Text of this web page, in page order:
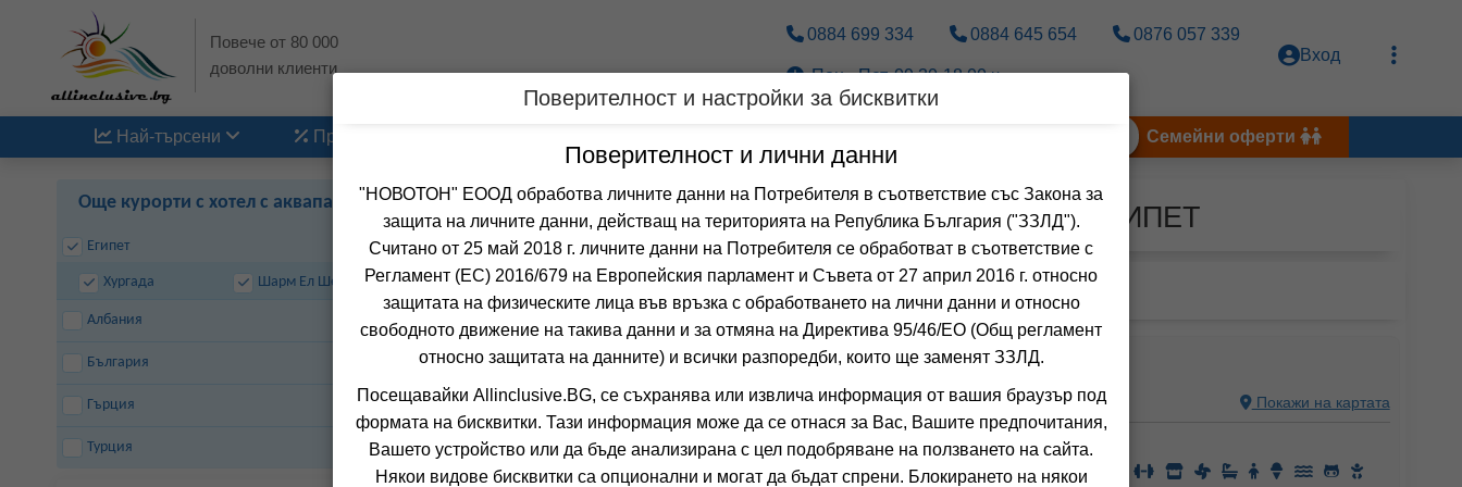
Повече от 80 000
доволни клиенти
0884 699 334 0884 645 654 0876 057 339
Пон.- Пет. 09.30-18.00 ч.
Вход
Най-търсени Промоции Семейни оферти
Още курорти с хотел с аквапарк
Египет
Хургада Шарм Ел Шейх
Албания
България
Гърция
Турция
Оферти с хотел с аквапарк за ЕГИПЕТ
Общо 0хотела
BELLAGIO RESORT AND SPA
ХУРГАДА, ХУРГАДА , EGYPT Покажи на картата
(от 0 мнения на клиенти)
Поверителност и настройки за бисквитки
Поверителност и лични данни
"НОВОТОН" ЕООД обработва личните данни на Потребителя в съответствие със Закона за
защита на личните данни, действащ на територията на Република България ("ЗЗЛД").
Считано от 25 май 2018 г. личните данни на Потребителя се обработват в съответствие с
Регламент (ЕС) 2016/679 на Европейския парламент и Съвета от 27 април 2016 г. относно
защитата на физическите лица във връзка с обработването на лични данни и относно
свободното движение на такива данни и за отмяна на Директива 95/46/EО (Общ регламент
относно защитата на данните) и всички разпоредби, които ще заменят ЗЗЛД.
Посещавайки Allinclusive.BG, се съхранява или извлича информация от вашия браузър под
формата на бисквитки. Тази информация може да се отнася за Вас, Вашите предпочитания,
Вашето устройство или да бъде анализирана с цел подобряване на ползването на сайта.
Някои видове бисквитки са опционални и могат да бъдат спрени. Блокирането на някои